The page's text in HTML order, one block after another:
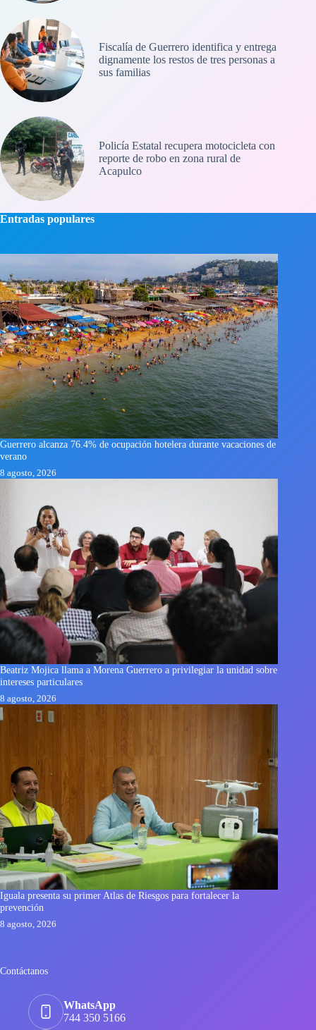
Fiscalía de Guerrero identifica y entrega
dignamente los restos de tres personas a
sus familias
Policía Estatal recupera motocicleta con
reporte de robo en zona rural de
Acapulco
Entradas populares
Guerrero alcanza 76.4% de ocupación hotelera durante vacaciones de
verano
8 agosto, 2026
Beatriz Mojica llama a Morena Guerrero a privilegiar la unidad sobre
intereses particulares
8 agosto, 2026
Iguala presenta su primer Atlas de Riesgos para fortalecer la
prevención
8 agosto, 2026
Contáctanos
WhatsApp
744 350 5166